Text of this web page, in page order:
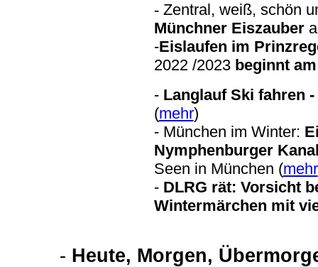
- Zentral, weiß, schön
Münchner Eiszauber
-Eislaufen im
2022 /2023beginnt am
- Langlauf Ski fahren
(mehr)
- München im Winter:
Nymphenburger
Seen in München (mehr
- DLRG rät: Vorsicht
Wintermärchen mit
- Heute, Morgen,